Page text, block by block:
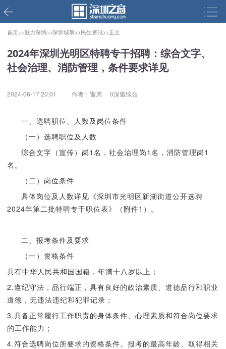
首页>>魅力深圳>>深圳城事>>民生资讯>>正文
2024年深圳光明区特聘专干招聘：综合文字、
社会治理、消防管理，条件要求详见
2024-06-17 20:01 作者：窗弟 0深窗综合
一、选聘职位、人数及岗位条件
（一）选聘职位及人数
综合文字（宣传）岗1名，社会治理岗1名，消防管理岗1
名。
（二）岗位条件
具体岗位及人数详见《深圳市光明区新湖街道公开选聘
2024年第二批特聘专干职位表》（附件1）。
二、报考条件及要求
（一）资格条件
具有中华人民共和国国籍，年满十八岁以上；
2.遵纪守法，品行端正，具有良好的政治素质、道德品行和职业
道德，无违法违纪和犯罪记录；
3.具备正常履行工作职责的身体条件、心理素质和符合岗位要求
的工作能力；
4.符合选聘岗位所要求的资格条件。报考的最高年龄、取得相关